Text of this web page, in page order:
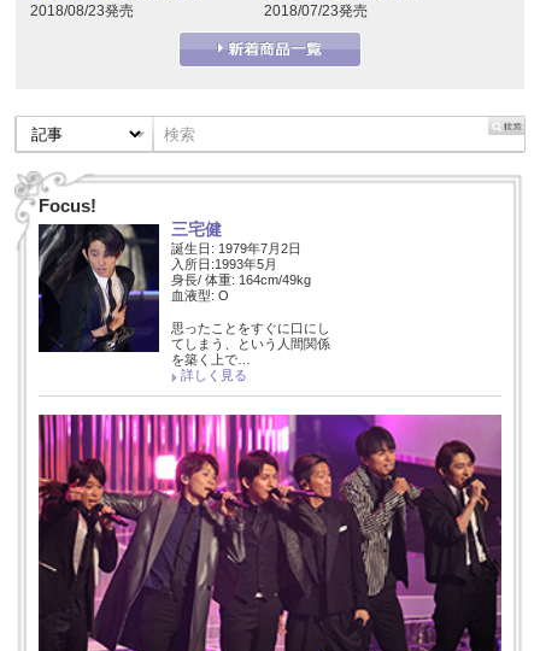
2018/08/23発売 2018/07/23発売
Focus!
三宅健
誕生日: 1979年7月2日
入所日:1993年5月
身長/ 体重: 164cm/49kg
血液型: O
思ったことをすぐに口にし
てしまう、という人間関係
を築く上で…
詳しく見る